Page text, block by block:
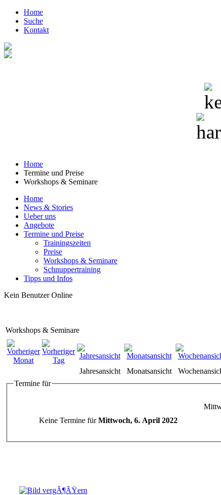
Home
Suche
Kontakt
Home
Termine und Preise
Workshops & Seminare
Home
News & Stories
Ueber uns
Angebote
Termine und Preise
Trainingszeiten
Preise
Workshops & Seminare
Schnuppertraining
Tipps und Infos
Kein Benutzer Online
Workshops & Seminare
Jahresansicht Monatsansicht
Termine für
Keine Termine fürMittwoch, 6. April 2022